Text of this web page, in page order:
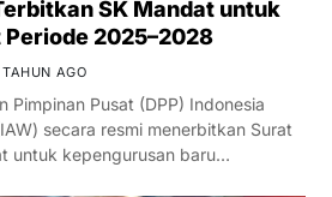
SK Mandat untuk
2025–2028
TAHUN AGO
Pimpinan Pusat (DPP) Indonesia
secara resmi menerbitkan Surat
untuk kepengurusan baru…